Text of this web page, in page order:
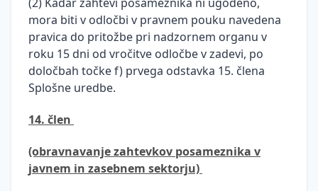
mora biti v odločbi v pravnem pouku navedena
pravica do pritožbe pri nadzornem organu v
roku 15 dni od vročitve odločbe v zadevi, po
določbah točke f) prvega odstavka 15. člena
Splošne uredbe.
14. člen
(obravnavanje zahtevkov posameznika v
javnem in zasebnem sektorju)